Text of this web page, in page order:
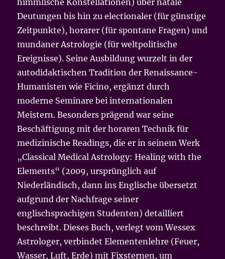
Deutungen bis hin zu electionaler (für günstige
Zeitpunkte), horarer (für spontane Fragen) und
mundaner Astrologie (für weltpolitische
Ereignisse). Seine Ausbildung wurzelt in der
autodidaktischen Tradition der Renaissance-
Humanisten wie Ficino, ergänzt durch
moderne Seminare bei internationalen
Meistern. Besonders prägend war seine
Beschäftigung mit der horaren Technik für
medizinische Readings, die er in seinem Werk
„Classical Medical Astrology: Healing with the
Elements“ (2009, ursprünglich auf
Niederländisch, dann ins Englische übersetzt
aufgrund der Nachfrage seiner
englischsprachigen Studenten) detailliert
beschreibt. Dieses Buch, verlegt vom Wessex
Astrologer, verbindet Elementenlehre (Feuer,
Wasser, Luft, Erde) mit Fixsternen, um